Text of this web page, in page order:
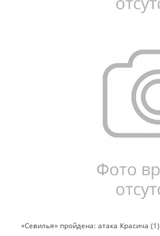
«Севилья» пройдена: атака Красича (1)